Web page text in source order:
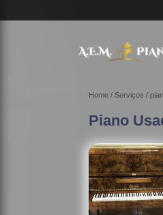
Home Serviços
Piano